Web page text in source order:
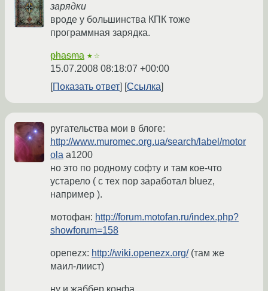
зарядки
вроде у большинства КПК тоже
программная зарядка.
phasma ★☆
15.07.2008 08:18:07 +00:00
Показать ответ
Ссылка
ругательства мои в блоге:
http://www.muromec.org.ua/search/label/motor
ola a1200
но это по родному софту и там кое-что
устарело ( с тех пор заработал bluez,
например ).
мотофан: http://forum.motofan.ru/index.php?
showforum=158
openezx: http://wiki.openezx.org/(там же
маил-лиист)